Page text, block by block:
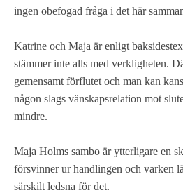
ingen obefogad fråga i det här
Katrine och Maja är enligt
stämmer inte alls med verkligheten.
gemensamt förflutet och man kan
någon slags vänskapsrelation mot
mindre.
Maja Holms sambo är ytterligare en
försvinner ur handlingen och varken
särskilt ledsna för det.